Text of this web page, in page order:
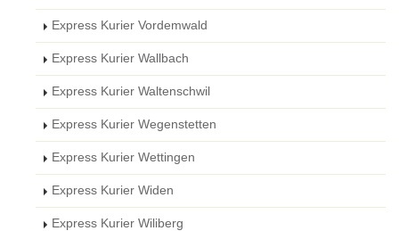
Express Kurier Vordemwald
Express Kurier Wallbach
Express Kurier Waltenschwil
Express Kurier Wegenstetten
Express Kurier Wettingen
Express Kurier Widen
Express Kurier Wiliberg